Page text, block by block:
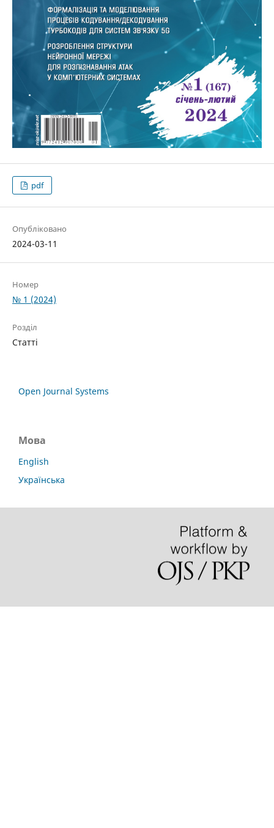
pdf
Опубліковано
2024-03-11
Номер
№ 1 (2024)
Розділ
Статті
Open Journal Systems
Мова
English
Українська